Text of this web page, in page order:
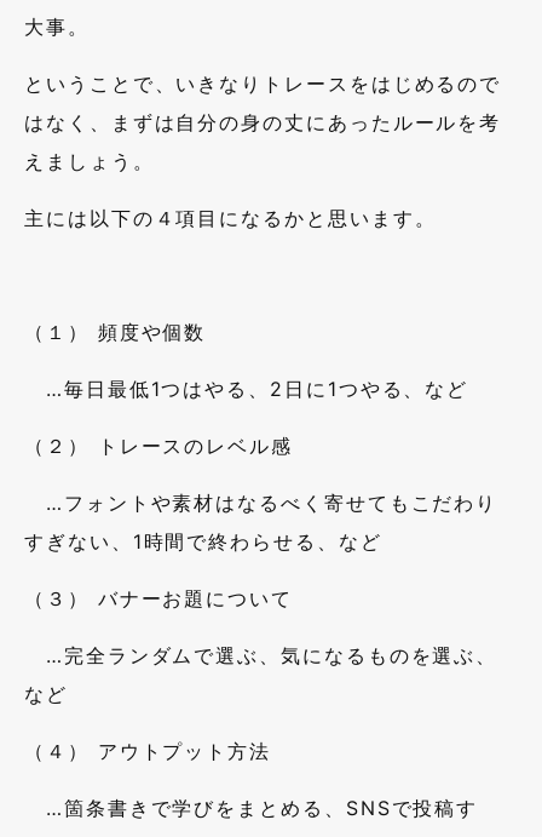
大事。
ということで、いきなりトレースをはじめるので
はなく、まずは自分の身の丈にあったルールを考
えましょう。
主には以下の４項目になるかと思います。
（１） 頻度や個数
…毎日最低1つはやる、2日に1つやる、など
（２） トレースのレベル感
…フォントや素材はなるべく寄せてもこだわり
すぎない、1時間で終わらせる、など
（３） バナーお題について
…完全ランダムで選ぶ、気になるものを選ぶ、
など
（４） アウトプット方法
…箇条書きで学びをまとめる、SNSで投稿す